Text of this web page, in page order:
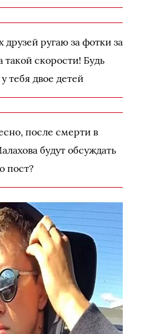
друзей ругаю за фотки за
скорости! Будь
тебя двое детей
после смерти в
будут обсуждать
пост?